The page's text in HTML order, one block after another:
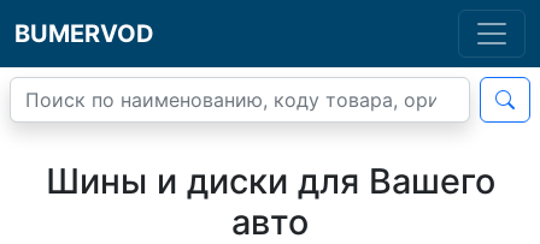
BUMERVOD
Шины и диски для Вашего
авто